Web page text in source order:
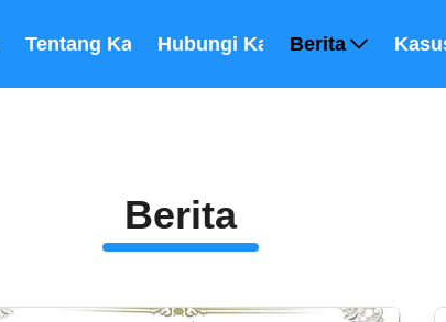
Tentang Kami Hubungi KamiBerita
Berita